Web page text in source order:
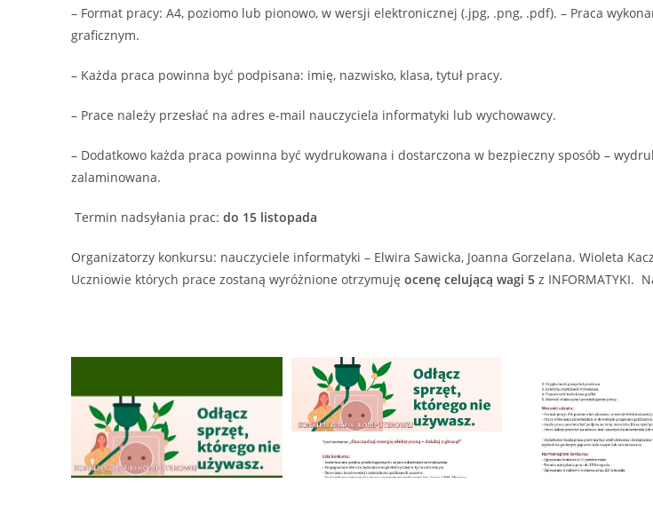
– Format pracy: A4, poziomo lub pionowo, w wersji elektronicznej (.jpg, .png, .pdf). – Praca
graficznym.
– Każda praca powinna być podpisana: imię, nazwisko, klasa, tytuł pracy.
– Prace należy przesłać na adres e-mail nauczyciela informatyki lub wychowawcy.
– Dodatkowo każda praca powinna być wydrukowana i dostarczona w bezpieczny sposób –
zalaminowana.
Termin nadsyłania prac: do 15 listopada
Organizatorzy konkursu: nauczyciele informatyki – Elwira Sawicka, Joanna Gorzelana. Wioleta
Uczniowie których prace zostaną wyróżnione otrzymuję ocenę celującą wagi 5 z INFORMATYKI.